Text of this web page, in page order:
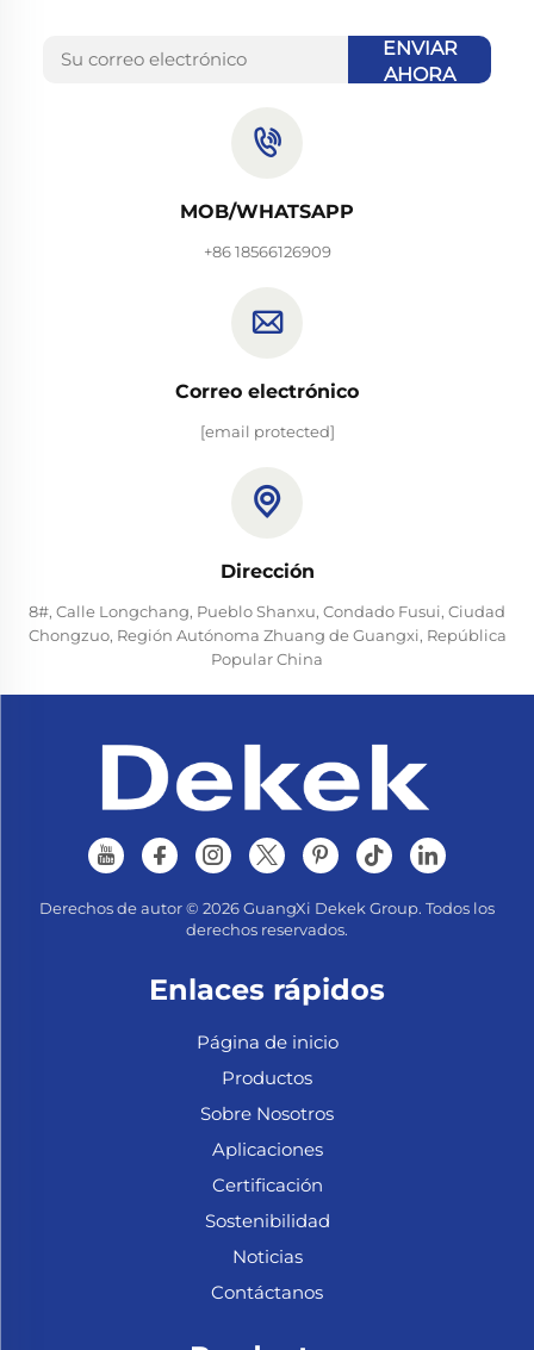
ENVIAR
AHORA
MOB/WHATSAPP
+86 18566126909
Correo electrónico
[email protected]
Dirección
8#, Calle Longchang, Pueblo Shanxu, Condado Fusui, Ciudad
Chongzuo, Región Autónoma Zhuang de Guangxi, República
Popular China
Derechos de autor © 2026 GuangXi Dekek Group. Todos los
derechos reservados.
Enlaces rápidos
Página de inicio
Productos
Sobre Nosotros
Aplicaciones
Certificación
Sostenibilidad
Noticias
Contáctanos